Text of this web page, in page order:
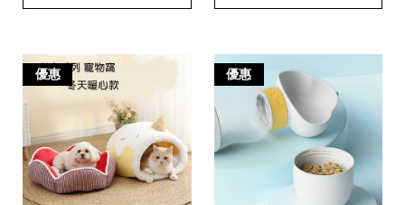
優惠 優惠